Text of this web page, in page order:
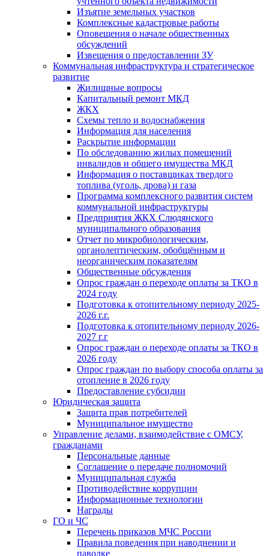
Изъятие земельных участков
Комплексные кадастровые работы
Оповещения о начале общественных
обсуждений
Извещения о предоставлении ЗУ
Коммунальная инфраструктура и стратегическое
развитие
Жилищные вопросы
Капитальный ремонт МКД
ЖКХ
Схемы тепло и водоснабжения
Информация для населения
Раскрытие информации
По обследованию жилых помещений
инвалидов и общего имущества МКД
Информация о поставщиках твердого
топлива (уголь, дрова) и газа
Программа комплексного развития систем
коммунальной инфраструктуры
Предприятия ЖКХ Слюдянского
муниципального образования
Отчет по микробиологическим,
органолептическим, обобщённым и
неорганическим показателям
Общественные обсуждения
Опрос граждан о переходе оплаты за ТКО в
2024 году
Подготовка к отопительному периоду 2025-
2026 г.г.
Подготовка к отопительному периоду 2026-
2027 г.г
Опрос граждан о переходе оплаты за ТКО в
2026 году
Опрос граждан по выбору способа оплаты за
отопление в 2026 году
Предоставление субсидии
Юридическая защита
Защита прав потребителей
Муниципальное имущество
Управление делами, взаимодействие с ОМСУ,
гражданами
Персональные данные
Соглашение о передаче полномочий
Муниципальная служба
Противодействие коррупции
Информационные технологии
Награды
ГО и ЧС
Перечень приказов МЧС России
Правила поведения при наводнении и
паводке